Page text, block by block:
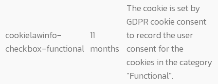
cookielawinfo-
checkbox-functional
11
months
The cookie is set by
GDPR cookie consent
to record the user
consent for the
cookies in the category
"Functional".